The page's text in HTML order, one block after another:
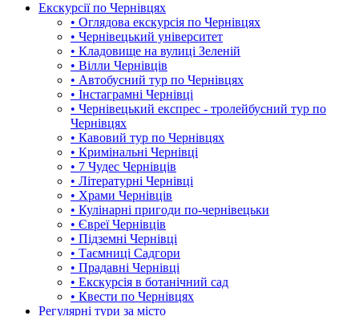
Екскурсії по Чернівцях
• Оглядова екскурсія по Чернівцях
• Чернівецький університет
• Кладовище на вулиці Зеленій
• Вілли Чернівців
• Автобусний тур по Чернівцях
• Інстаграмні Чернівці
• Чернівецький експрес - тролейбусний тур по
Чернівцях
• Кавовий тур по Чернівцях
• Кримінальні Чернівці
• 7 Чудес Чернівців
• Літературні Чернівці
• Храми Чернівців
• Кулінарні пригоди по-чернівецьки
• Євреї Чернівців
• Підземні Чернівці
• Таємниці Садгори
• Прадавні Чернівці
• Екскурсія в ботанічний сад
• Квести по Чернівцях
Регулярні тури за місто